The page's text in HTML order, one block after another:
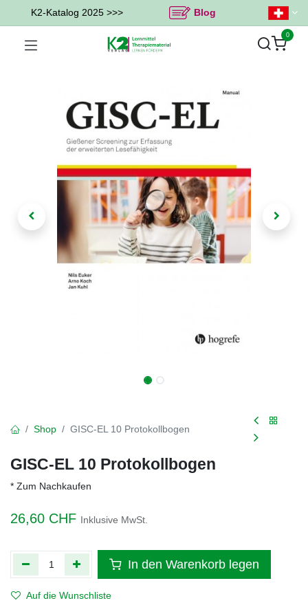
K2-Katalog 2025 >>> Blog
0
Shop GISC-EL 10 Protokollbogen
GISC-EL 10 Protokollbogen
* Zum Nachkaufen
26,60 CHF Inklusive MwSt.
In den Warenkorb legen
Auf die Wunschliste